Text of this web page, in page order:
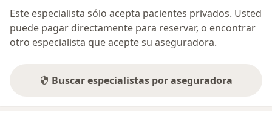
Este especialista sólo acepta pacientes privados. Usted
puede pagar directamente para reservar, o encontrar
otro especialista que acepte su aseguradora.
Buscar especialistas por aseguradora